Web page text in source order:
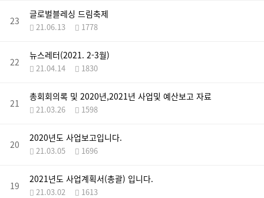
23
글로벌블레싱 드림축제
21.06.13 1778
22
뉴스레터(2021. 2-3월)
21.04.14 1830
21
총회회의록 및 2020년,2021년 사업및 예산보고 자료
21.03.26 1598
20
2020년도 사업보고입니다.
21.03.05 1696
19
2021년도 사업계획서(총괄) 입니다.
21.03.02 1613